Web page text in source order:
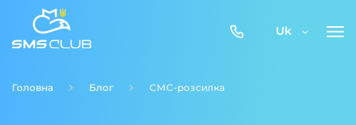
0800-
Uk
Головна Блог СМС-розсилка